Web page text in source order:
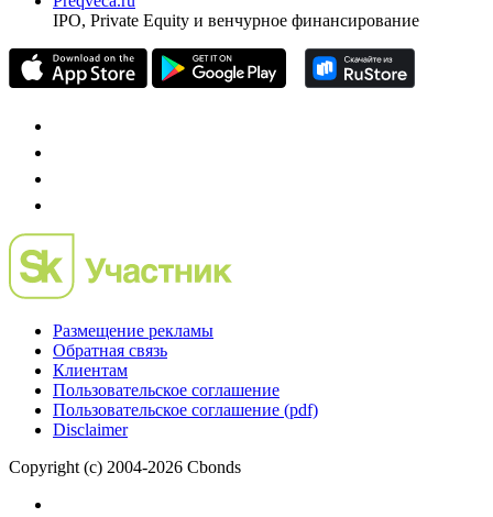
IPO, Private Equity и венчурное финансирование
Размещение рекламы
Обратная связь
Клиентам
Пользовательское соглашение
Пользовательское соглашение (pdf)
Disclaimer
Copyright (c) 2004-2026 Cbonds